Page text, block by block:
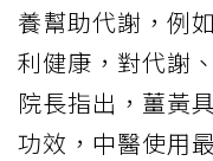
養幫助代謝，例
利健康，對代謝
院長指出，薑黃
功效，中醫使用